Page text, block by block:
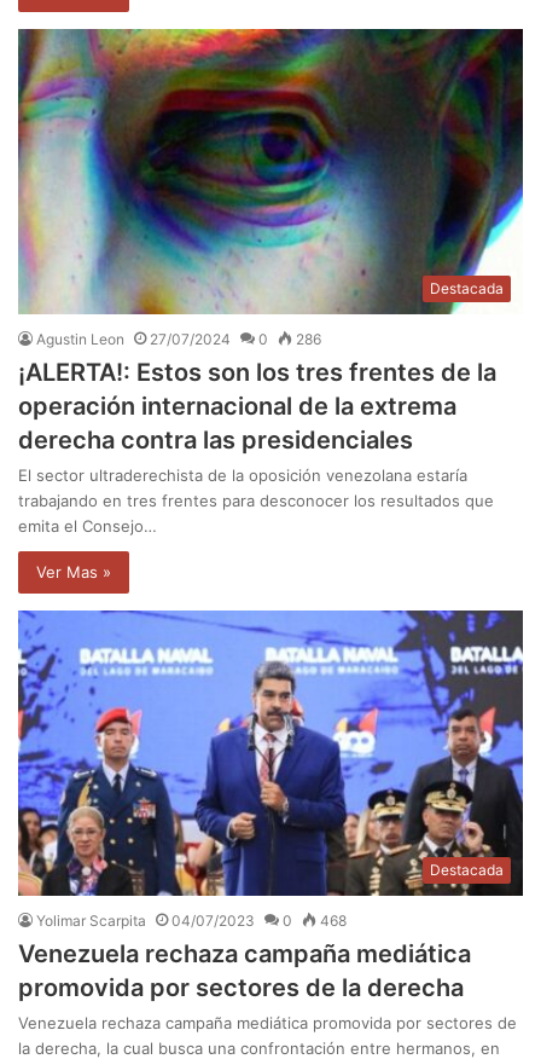
Destacada
Agustin Leon 27/07/2024 0 286
¡ALERTA!: Estos son los tres frentes de la
operación internacional de la extrema
derecha contra las presidenciales
El sector ultraderechista de la oposición venezolana estaría
trabajando en tres frentes para desconocer los resultados que
emita el Consejo…
Ver Mas »
Destacada
Yolimar Scarpita 04/07/2023 0 468
Venezuela rechaza campaña mediática
promovida por sectores de la derecha
Venezuela rechaza campaña mediática promovida por sectores de
la derecha, la cual busca una confrontación entre hermanos, en